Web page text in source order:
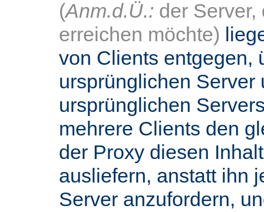
(Anm.d.Ü.: der
erreichen möchte)
von Clients entgegen,
ursprünglichen Server
ursprünglichen
mehrere Clients den
der Proxy diesen
ausliefern, anstatt ihn
Server anzufordern,